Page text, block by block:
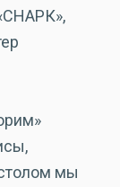
мы